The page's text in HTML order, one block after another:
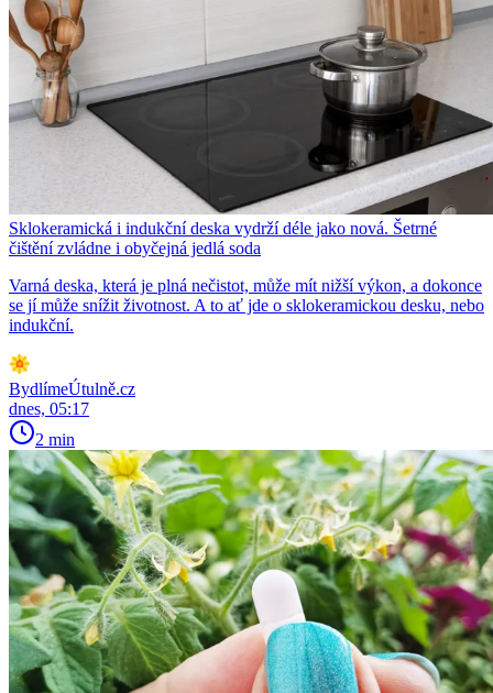
Sklokeramická i indukční deska vydrží déle jako nová. Šetrné
čištění zvládne i obyčejná jedlá soda
Varná deska, která je plná nečistot, může mít nižší výkon, a dokonce
se jí může snížit životnost. A to ať jde o sklokeramickou desku, nebo
indukční.
BydlímeÚtulně.cz
dnes, 05:17
2 min